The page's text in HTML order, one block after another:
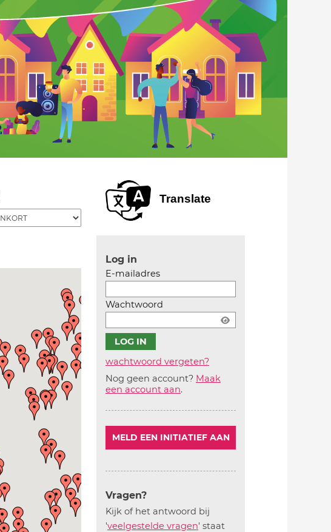
Translate
Log in
E-mailadres
Wachtwoord
wachtwoord vergeten?
Nog geen account? Maak
een account aan.
MELD EEN INITIATIEF AAN
Vragen?
Kijk of het antwoord bij
'veelgestelde vragen' staat